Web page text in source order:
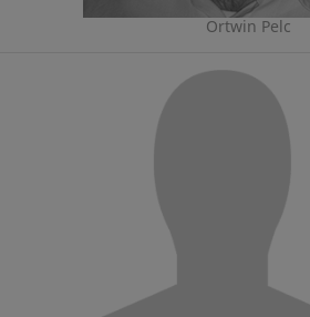
Ortwin Pelc